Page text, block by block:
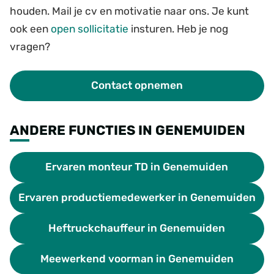
houden. Mail je cv en motivatie naar ons. Je kunt
ook een open sollicitatie insturen. Heb je nog
vragen?
Contact opnemen
ANDERE FUNCTIES IN GENEMUIDEN
Ervaren monteur TD in Genemuiden
Ervaren productiemedewerker in Genemuiden
Heftruckchauffeur in Genemuiden
Meewerkend voorman in Genemuiden